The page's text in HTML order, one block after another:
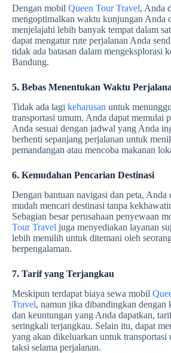
Dengan mobil Queen Tour Travel, Anda
mengoptimalkan waktu kunjungan Anda
menjelajahi lebih banyak tempat dalam
dapat mengatur rute perjalanan Anda
tidak ada batasan dalam mengeksplorasi
Bandung.
5. Bebas Menentukan Waktu
Tidak ada lagi keharusan untuk
transportasi umum. Anda dapat memulai
Anda sesuai dengan jadwal yang Anda
berhenti sepanjang perjalanan untuk
pemandangan atau mencoba makanan
6. Kemudahan Pencarian Destinasi
Dengan bantuan navigasi dan peta, Anda
mudah mencari destinasi tanpa
Sebagian besar perusahaan penyewaan
Tour Travel juga menyediakan layanan
lebih memilih untuk ditemani oleh
berpengalaman.
7. Tarif yang Terjangkau
Meskipun terdapat biaya sewa mobil
Travel, namun jika dibandingkan dengan
dan keuntungan yang Anda dapatkan,
seringkali terjangkau. Selain itu, dapat
yang akan dikeluarkan untuk transportasi
taksi selama perjalanan.